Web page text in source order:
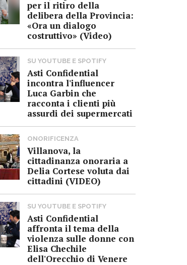
per il ritiro della
delibera della Provincia:
«Ora un dialogo
costruttivo» (Video)
SU YOUTUBE E SPOTIFY
Asti Confidential
incontra l'influencer
Luca Garbin che
racconta i clienti più
assurdi dei supermercati
ONORIFICENZA
Villanova, la
cittadinanza onoraria a
Delia Cortese voluta dai
cittadini (VIDEO)
SU YOUTUBE E SPOTIFY
Asti Confidential
affronta il tema della
violenza sulle donne con
Elisa Chechile
dell'Orecchio di Venere